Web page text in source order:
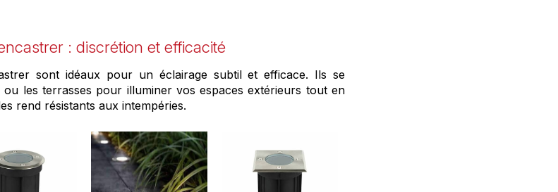
: discrétion et efficacité
sont idéaux pour un éclairage subtil et efficace. Ils se
les terrasses pour illuminer vos espaces extérieurs tout en
rend résistants aux intempéries.